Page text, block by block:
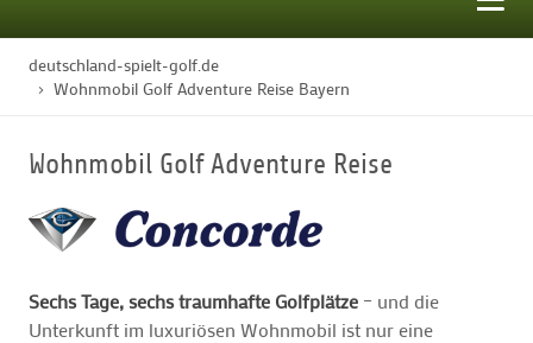
STARTSEITE
GOLFHOTELS
GOLFARRANGEMENTS
GOLF CARD
deutschland-spielt-golf.de
Wohnmobil Golf Adventure Reise Bayern
Wohnmobil Golf Adventure Reise
Sechs Tage, sechs traumhafte Golfplätze – und die
Unterkunft im luxuriösen Wohnmobil ist nur eine